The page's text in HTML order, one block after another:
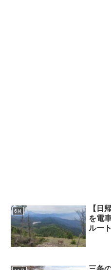
6月
【日
を電
ルー